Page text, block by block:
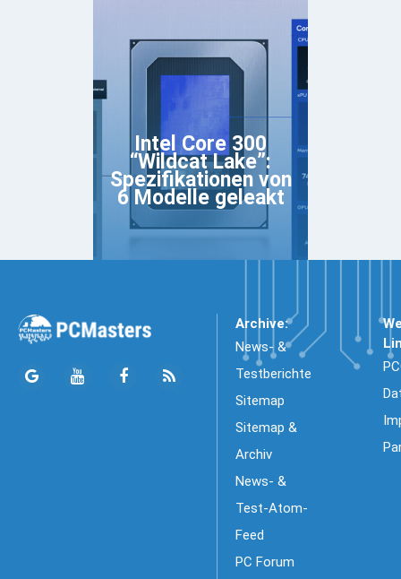
Intel Core 300
“Wildcat Lake”:
Spezifikationen von
6 Modelle geleakt
Archive:
News- &
Testberichte
Sitemap
Sitemap &
Archiv
News- &
Test-Atom-
Feed
PC Forum